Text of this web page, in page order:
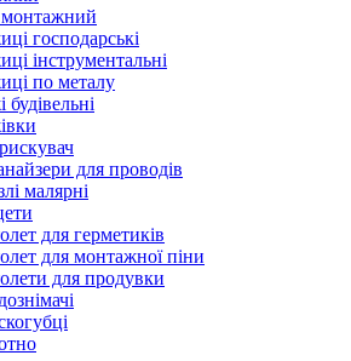
господарські
інструментальні
по металу
для проводів
малярні
для герметиків
для монтажної піни
для продувки